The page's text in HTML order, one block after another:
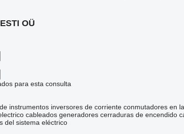
OÜ
para esta consulta
instrumentos inversores de corriente conmutadores en
cableados generadores cerraduras de encendido
del sistema eléctrico